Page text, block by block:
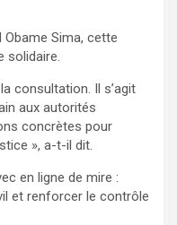
Sima, cette
solidaire.
consultation. Il s’agit
aux autorités
concrètes pour
», a-t-il dit.
en ligne de mire :
et renforcer le contrôle